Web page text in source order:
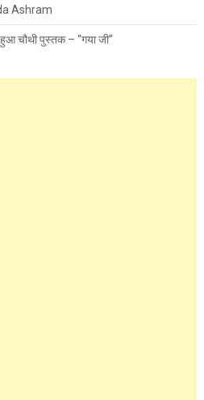
Ashram
हुआ चौथी पुस्तक – “गया जी”